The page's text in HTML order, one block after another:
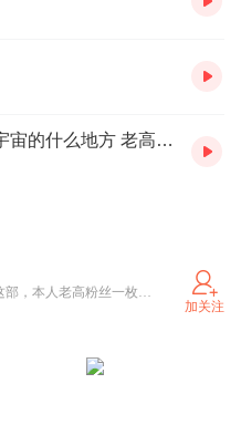
宇宙有多大人类最远可以到达宇宙的什么地方 老高与小茉
小编从5000集视频里精选了这部，本人老高粉丝一枚，同步更新！
加关注